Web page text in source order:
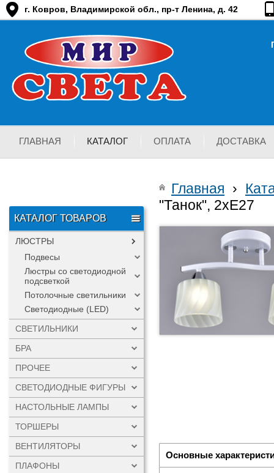
г. Ковров, Владимирской обл., пр-т Ленина, д. 42
ГЛАВНАЯ КАТАЛОГ ОПЛАТА ДОСТАВКА
КАТАЛОГ ТОВАРОВ
ЛЮСТРЫ
Подвесы
Люстры со светодиодной
подсветкой
Потолочные светильники
Светодиодные (LED)
СВЕТИЛЬНИКИ
БРА
ПРОЧЕЕ
СВЕТОДИОДНЫЕ ФИГУРЫ
НАСТОЛЬНЫЕ ЛАМПЫ
ТОРШЕРЫ
ВЕНТИЛЯТОРЫ
ПЛАФОНЫ
Главная ›
"Танок", 2хЕ27
Основные